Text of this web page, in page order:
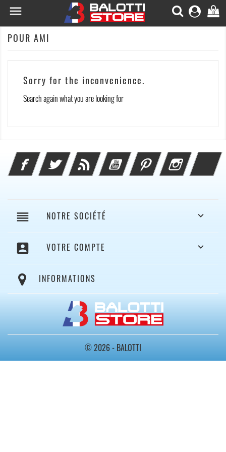
 0
POUR AMI
Sorry for the inconvenience.
Search again what you are looking for
FacebookTwitter Rss YouTube PinterestInstagram
reorder NOTRE SOCIÉTÉ 
account_box VOTRE COMPTE 
INFORMATIONS
© 2026 - BALOTTI